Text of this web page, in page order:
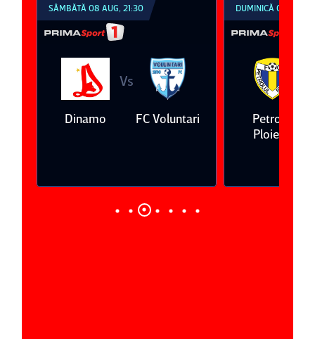
SÂMBĂTĂ 08 AUG, 21:30
Dinamo
Vs
FC Voluntari
DUMINICĂ 09 AUG,
Petrolul
Ploieşti